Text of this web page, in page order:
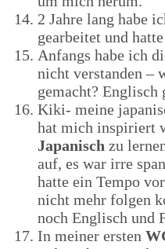
2 Jahre lang habe
gearbeitet und
Anfangs habe ich
nicht verstanden –
gemacht? Englisch
Kiki- meine
hat mich inspiriert
Japanisch zu
auf, es war irre
hatte ein Tempo
nicht mehr folgen
noch Englisch und
In meiner ersten